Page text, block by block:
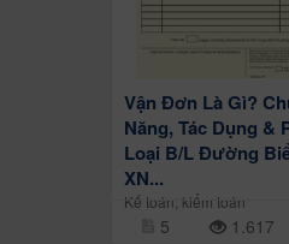
Vận Đơn Là Gì?
Năng, Tác Dụng &
Loại B/L Đường
XN...
Kế toán, kiểm toán
5 1.617